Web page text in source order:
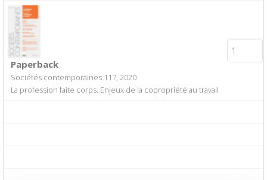
Paperback
Sociétés contemporaines 117, 2020
La profession faite corps. Enjeux de la copropriété au travail